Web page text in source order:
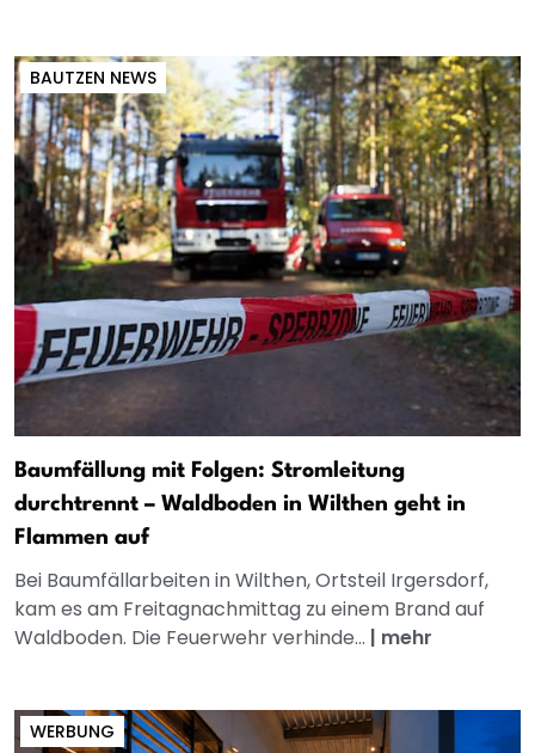
BAUTZEN NEWS
Baumfällung mit Folgen: Stromleitung
durchtrennt – Waldboden in Wilthen geht in
Flammen auf
Bei Baumfällarbeiten in Wilthen, Ortsteil Irgersdorf,
kam es am Freitagnachmittag zu einem Brand auf
Waldboden. Die Feuerwehr verhinde... | mehr
WERBUNG